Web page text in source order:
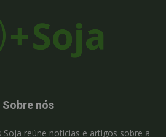
Sobre nós
reúne noticias e artigos sobre a